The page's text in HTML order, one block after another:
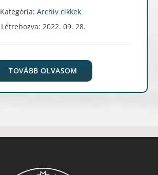
Kategória: Archív cikkek
Létrehozva: 2022. 09. 28.
TOVÁBB OLVASOM